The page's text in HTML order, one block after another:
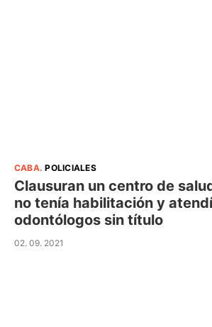
CABA.POLICIALES
Clausuran un centro de
no tenía habilitación y
odontólogos sin título
02. 09. 2021